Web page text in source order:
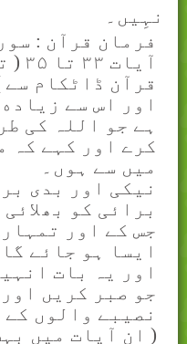
نہِیں۔
آيات ۳۳ تا ۳۵ (
قرآن ڈاٹکام سے
اور اس سے
ہے جو اللہ کی
کرے اور کہے کہ
میں سے ہوں۔
نیکی اور بدی
برائی کو
جس کے اور
ایسا ہو جائے
اور یہ بات
جو صبر کریں
نصیبے والوں
( ان آيات ميں